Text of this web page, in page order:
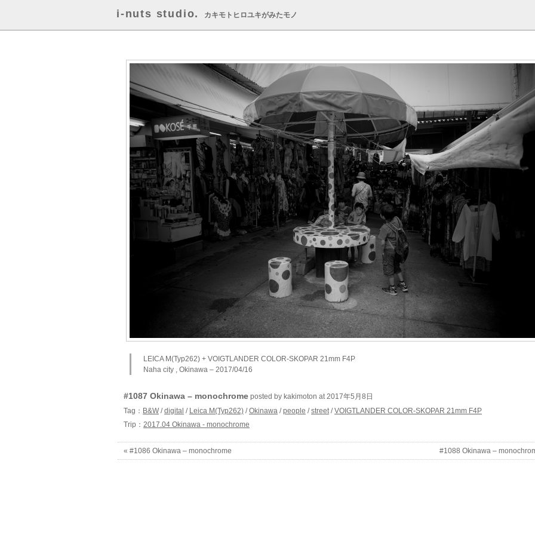
i-nuts studio. カキモトヒロユキがみたモノ
LEICA M(Typ262) + VOIGTLANDER COLOR-SKOPAR 21mm F4P
Naha city , Okinawa – 2017/04/16
#1087 Okinawa – monochrome posted by kakimoton at 2017年5月8日
Tag： B&W /digital / Leica M(Typ262) /Okinawa /people /street/VOIGTLANDER COLOR-SKOPAR 21mm F4P
Trip： 2017.04 Okinawa - monochrome
« #1086 Okinawa – monochrome #1088 Okinawa –